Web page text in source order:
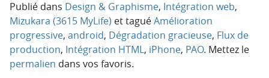
Publié dans Design & Graphisme, Intégration web,
Mizukara (3615 MyLife) et taguéAmélioration
progressive, android, Dégradation gracieuse, Flux de
production, Intégration HTML, iPhone, PAO. Mettez le
permalien dans vos favoris.